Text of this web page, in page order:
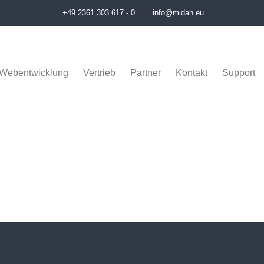
+49 2361 303 617 - 0 info@midan.eu
Vertrieb Partner Kontakt Support